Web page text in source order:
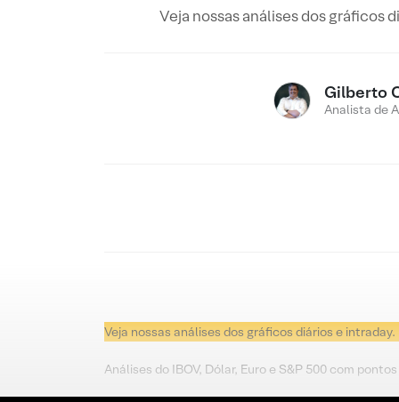
Veja nossas análises dos gráficos
Gilberto
Analista de
Veja nossas análises dos gráficos diários e intraday.
Análises do IBOV, Dólar, Euro e S&P 500 com